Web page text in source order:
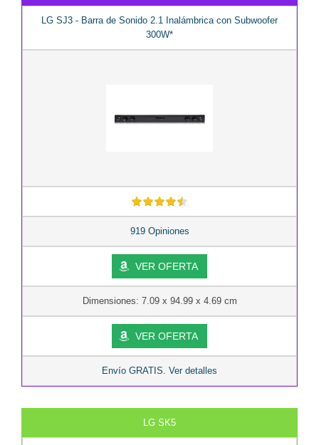
LG SJ3 - Barra de Sonido 2.1 Inalámbrica con Subwoofer
300W*
919 Opiniones
VER OFERTA
Dimensiones: 7.09 x 94.99 x 4.69 cm
VER OFERTA
Envío GRATIS. Ver detalles
LG SK5